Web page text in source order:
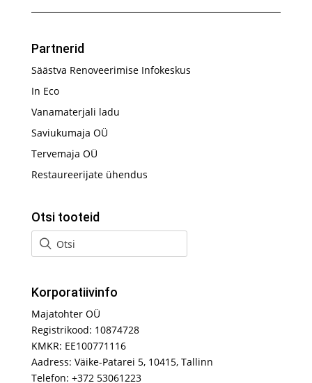
Partnerid
Säästva Renoveerimise Infokeskus
In Eco
Vanamaterjali ladu
Saviukumaja OÜ
Tervemaja OÜ
Restaureerijate ühendus
Otsi tooteid
Korporatiivinfo
Majatohter OÜ
Registrikood: 10874728
KMKR: EE100771116
Aadress: Väike-Patarei 5, 10415, Tallinn
Telefon: +372 53061223